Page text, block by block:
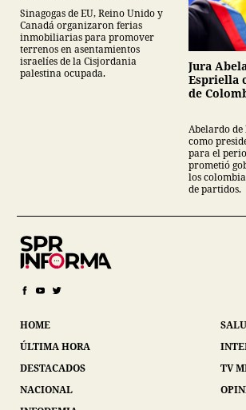
Sinagogas de EU, Reino Unido y
Canadá organizaron ferias
inmobiliarias para promover
terrenos en asentamientos
israelíes de la Cisjordania
palestina ocupada.
Jura
Espriella
de
Abelardo
como
para el
prometió
los
de partidos.
HOME
ÚLTIMA HORA
DESTACADOS
NACIONAL
TV